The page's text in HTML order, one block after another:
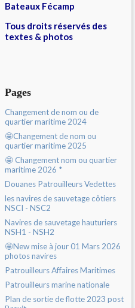
Bateaux Fécamp
Tous droits réservés des
textes & photos
Pages
Changement de nom ou de
quartier maritime 2024
🤩Changement de nom ou
quartier maritime 2025
🤩 Changement nom ou quartier
maritime 2026 *
Douanes Patrouilleurs Vedettes
les navires de sauvetage côtiers
NSCI - NSC2
Navires de sauvetage hauturiers
NSH1 - NSH2
🤩New mise à jour 01 Mars 2026
photos navires
Patrouilleurs Affaires Maritimes
Patrouilleurs marine nationale
Plan de sortie de flotte 2023 post